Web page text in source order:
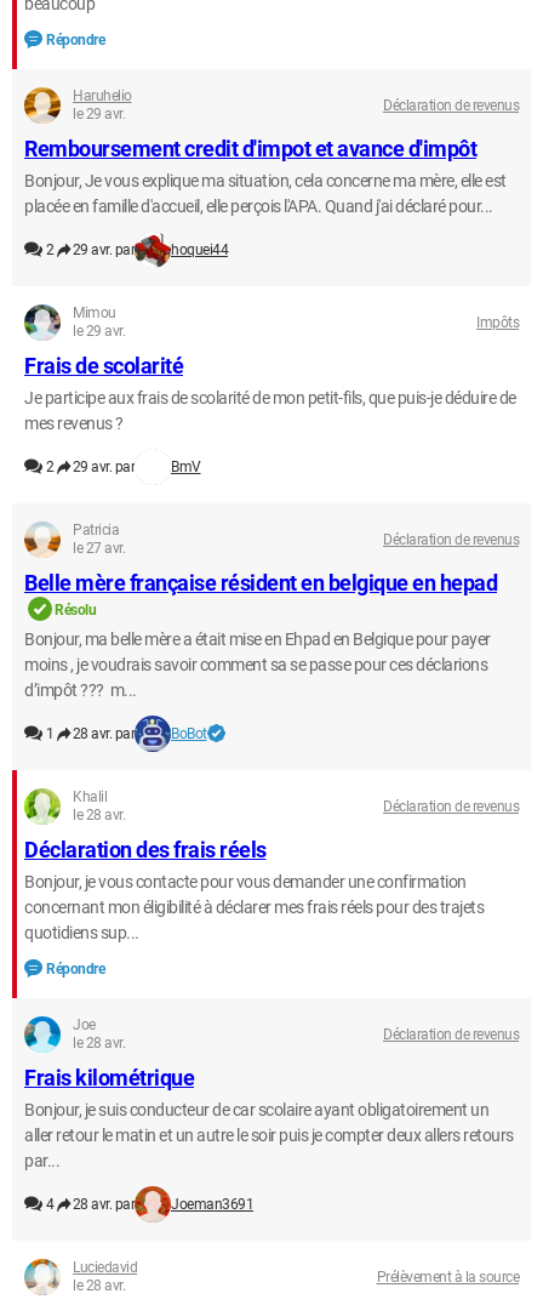
Répondre
Haruhelio
le 29 avr.
Déclaration de revenus
Remboursement credit d'impot et avance d'impôt
Bonjour, Je vous explique ma situation, cela concerne ma mère, elle est
placée en famille d'accueil, elle perçois l'APA. Quand j'ai déclaré pour...
2 29 avr. par hoquei44
Mimou
le 29 avr.
Impôts
Frais de scolarité
Je participe aux frais de scolarité de mon petit-fils, que puis-je déduire de
mes revenus ?
2 29 avr. par BmV
Patricia
le 27 avr.
Déclaration de revenus
Belle mère française résident en belgique en hepad
Résolu
Bonjour, ma belle mère a était mise en Ehpad en Belgique pour payer
moins , je voudrais savoir comment sa se passe pour ces déclarions
d’impôt ??? m...
1 28 avr. par BoBot
Khalil
le 28 avr.
Déclaration de revenus
Déclaration des frais réels
Bonjour, je vous contacte pour vous demander une confirmation
concernant mon éligibilité à déclarer mes frais réels pour des trajets
quotidiens sup...
Répondre
Joe
le 28 avr.
Déclaration de revenus
Frais kilométrique
Bonjour, je suis conducteur de car scolaire ayant obligatoirement un
aller retour le matin et un autre le soir puis je compter deux allers retours
par...
4 28 avr. par Joeman3691
Luciedavid
le 28 avr.
Prélèvement à la source